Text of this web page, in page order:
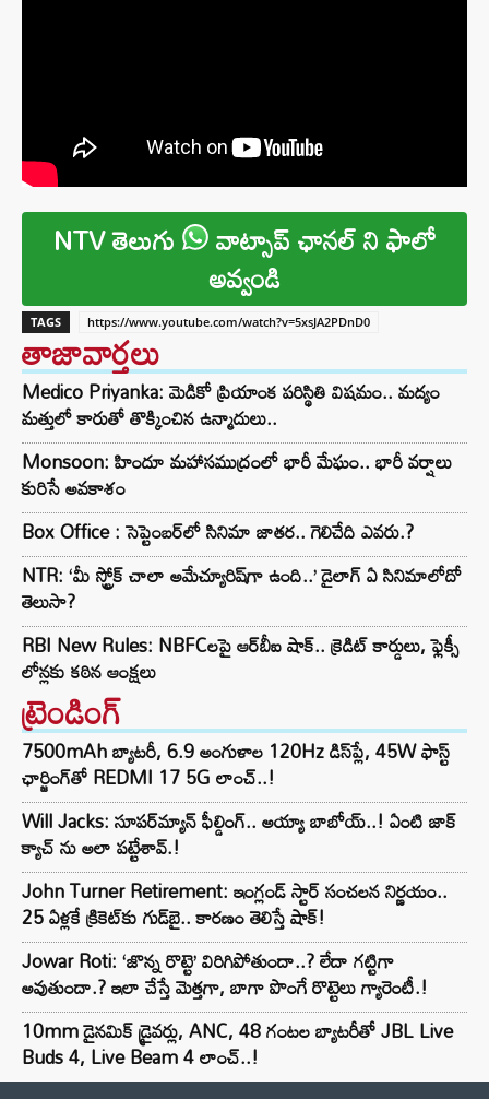
NTV తెలుగు వాట్సాప్ ఛానల్ ని ఫాలో
అవ్వండి
TAGS https://www.youtube.com/watch?v=5xsJA2PDnD0
తాజావార్తలు
Medico Priyanka: మెడికో ప్రియాంక పరిస్థితి విషమం.. మద్యం
మత్తులో కారుతో తొక్కించిన ఉన్మాదులు..
Monsoon: హిందూ మహాసముద్రంలో భారీ మేఘం.. భారీ వర్షాలు
కురిసే అవకాశం
Box Office : సెప్టెంబర్‌లో సినిమా జాతర.. గెలిచేది ఎవరు.?
NTR: ‘మీ స్ట్రోక్ చాలా అమేచ్యూరిష్‌గా ఉంది..’ డైలాగ్ ఏ సినిమాలోదో
తెలుసా?
RBI New Rules: NBFCలపై ఆర్‌బీఐ షాక్.. క్రెడిట్ కార్డులు, ఫ్లెక్సీ
లోన్లకు కఠిన ఆంక్షలు
ట్రెండింగ్‌
7500mAh బ్యాటరీ, 6.9 అంగుళాల 120Hz డిస్‌ప్లే, 45W ఫాస్ట్
ఛార్జింగ్‌తో REDMI 17 5G లాంచ్..!
Will Jacks: సూపర్‌మ్యాన్ ఫీల్డింగ్.. అయ్యా బాబోయ్..! ఏంటి జాక్
క్యాచ్ ను అలా పట్టేశావ్.!
John Turner Retirement: ఇంగ్లండ్ స్టార్ సంచలన నిర్ణయం..
25 ఏళ్లకే క్రికెట్‌కు గుడ్‌బై.. కారణం తెలిస్తే షాక్!
Jowar Roti: ‘జొన్న రొట్టె’ విరిగిపోతుందా..? లేదా గట్టిగా
అవుతుందా.? ఇలా చేస్తే మెత్తగా, బాగా పొంగే రొట్టెలు గ్యారెంటీ.!
10mm డైనమిక్ డ్రైవర్లు, ANC, 48 గంటల బ్యాటరీతో JBL Live
Buds 4, Live Beam 4 లాంచ్..!